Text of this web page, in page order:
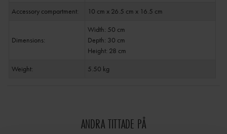
Accessory compartment:
10 cm x 26.5 cm x 16.5 cm
Dimensions:
Width: 50 cm
Depth: 30 cm
Height: 28 cm
Weight:
5.50 kg
ANDRA TITTADE PÅ